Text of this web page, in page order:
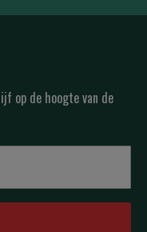
op de hoogte van de